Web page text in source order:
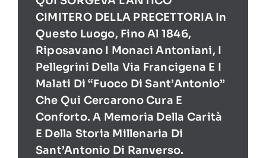
CIMITERO DELLA PRECETTORIA In
Questo Luogo, Fino Al 1846,
Riposavano I Monaci Antoniani, I
Pellegrini Della Via Francigena E I
Malati Di “Fuoco Di Sant’Antonio”
Che Qui Cercarono Cura E
Conforto. A Memoria Della Carità
E Della Storia Millenaria Di
Sant’Antonio Di Ranverso.